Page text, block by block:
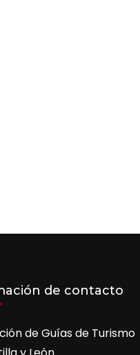
de contacto
de Guías de Turismo